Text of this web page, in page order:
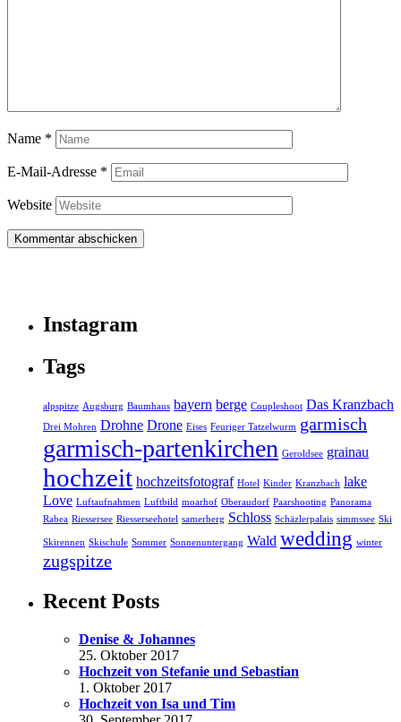
Name *
E-Mail-Adresse *
Website
Instagram
Tags
alpspitze Augsburg Baumhaus bayern berge Coupleshoot Das Kranzbach
Drei Mohren Drohne Drone Eises Feuriger Tatzelwurm garmisch
garmisch-partenkirchen Geroldsee grainau
hochzeit hochzeitsfotograf Hotel Kinder Kranzbach lake
Love Luftaufnahmen Luftbild moarhof Oberaudorf Paarshooting Panorama
Rabea Riessersee Riesserseehotel samerberg Schloss Schäzlerpalais simmssee Ski
Skirennen Skischule Sommer Sonnenuntergang Wald wedding winter
zugspitze
Recent Posts
Denise & Johannes
25. Oktober 2017
Hochzeit von Stefanie und Sebastian
1. Oktober 2017
Hochzeit von Isa und Tim